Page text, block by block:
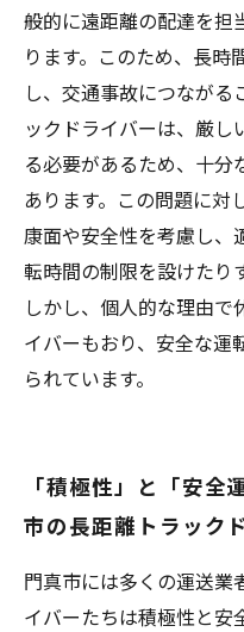
般的に遠距離の配達を担
ります。このため、長時
し、交通事故につながる
ックドライバーは、厳し
る必要があるため、十分
あります。この問題に対
康面や安全性を考慮し、
転時間の制限を設けたり
しかし、個人的な理由で
イバーもおり、安全な運
られています。
「積極性」と「安全
市の長距離トラック
門真市には多くの運送業
イバーたちは積極性と安